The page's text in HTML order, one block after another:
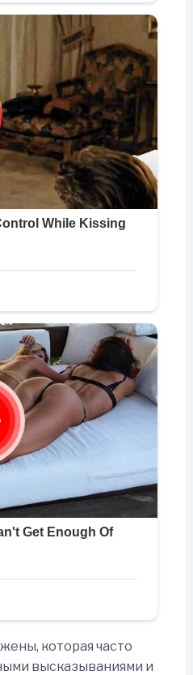
которая часто
высказываниями и